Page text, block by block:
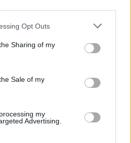
Opt Outs
Sharing of my
Sale of my
my
Advertising.
hírarchívumához
előfizetéses
tartalmazza:
cikkarchívum
2 év napon belüli